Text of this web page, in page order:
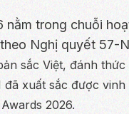
trong chuỗi
Nghị quyết 57-
sắc Việt, đánh
đã xuất sắc được
2026.